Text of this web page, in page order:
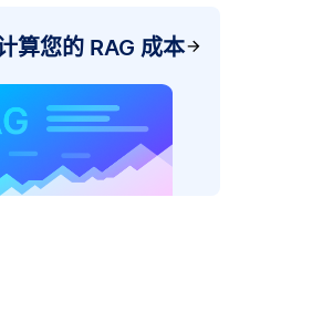
算您的 RAG 成本